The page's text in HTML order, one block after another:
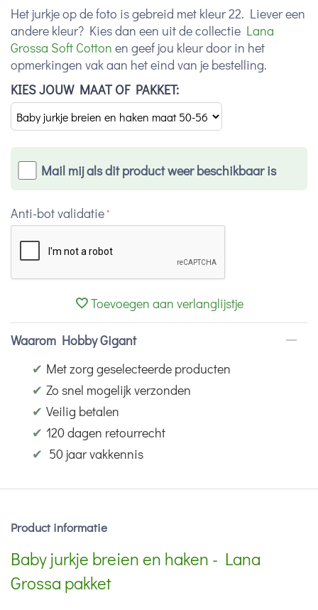
Het jurkje op de foto is gebreid met kleur 22. Liever een
andere kleur? Kies dan een uit de collectie Lana
Grossa Soft Cotton en geef jou kleur door in het
opmerkingen vak aan het eind van je bestelling.
KIES JOUW MAAT OF PAKKET:
Mail mij als dit product weer beschikbaar is
Anti-bot validatie
Toevoegen aan verlanglijstje
Waarom Hobby Gigant
✔ Met zorg geselecteerde producten
✔ Zo snel mogelijk verzonden
✔ Veilig betalen
✔ 120 dagen retourrecht
✔ 50 jaar vakkennis
Product informatie
Baby jurkje breien en haken - Lana
Grossa pakket